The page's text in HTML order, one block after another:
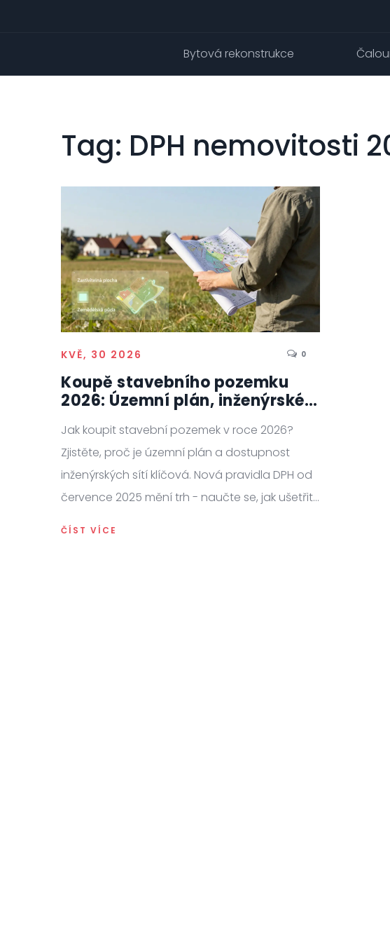
Bytová rekonstrukce
Tag: DPH nemovitosti
KVĚ, 30 2026 0
Koupě stavebního pozemku
2026: Územní plán, inženýrské
Jak koupit stavební pozemek v roce 2026?
Zjistěte, proč je územní plán a dostupnost
inženýrských sítí klíčová. Nová pravidla DPH od
července 2025 mění trh - naučte se, jak ušetřit
ČÍST VÍCE